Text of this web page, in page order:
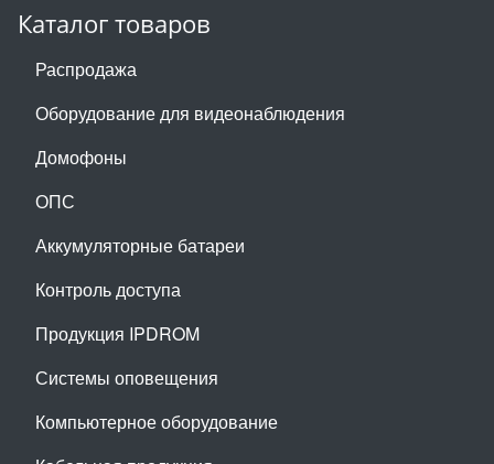
Каталог товаров
Распродажа
Оборудование для видеонаблюдения
Домофоны
ОПС
Аккумуляторные батареи
Контроль доступа
Продукция IPDROM
Системы оповещения
Компьютерное оборудование